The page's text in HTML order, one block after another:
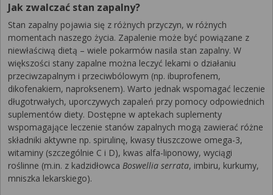
Jak zwalczać stan zapalny?
Stan zapalny pojawia się z różnych przyczyn, w różnych
momentach naszego życia. Zapalenie może być powiązane z
niewłaściwą dietą – wiele pokarmów nasila stan zapalny. W
większości stany zapalne można leczyć lekami o działaniu
przeciwzapalnym i przeciwbólowym (np. ibuprofenem,
dikofenakiem, naproksenem). Warto jednak wspomagać leczenie
długotrwałych, uporczywych zapaleń przy pomocy odpowiednich
suplementów diety. Dostępne w aptekach suplementy
wspomagające leczenie stanów zapalnych mogą zawierać różne
składniki aktywne np. spirulinę, kwasy tłuszczowe omega-3,
witaminy (szczególnie C i D), kwas alfa-liponowy, wyciągi
roślinne (m.in. z kadzidłowca Boswellia serrata, imbiru, kurkumy,
mniszka lekarskiego).